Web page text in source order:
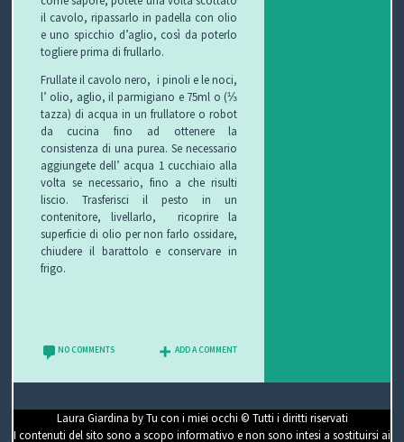
il cavolo, ripassarlo in padella con olio
e uno spicchio d’aglio, così da poterlo
togliere prima di frullarlo.
Frullate il cavolo nero, i pinoli e le noci,
l’ olio, aglio, il parmigiano e 75ml o (⅓
tazza) di acqua in un frullatore o robot
da cucina fino ad ottenere la
consistenza di una purea. Se necessario
aggiungete dell’ acqua 1 cucchiaio alla
volta se necessario, fino a che risulti
liscio. Trasferisci il pesto in un
contenitore, livellarlo, ricoprire la
superficie di olio per non farlo ossidare,
chiudere il barattolo e conservare in
frigo.
NO COMMENTS ADD A COMMENT
Laura Giardina by Tu con i miei occhi © Tutti i diritti riservati
I contenuti del sito sono a scopo informativo e non sono intesi a sostituirsi ai